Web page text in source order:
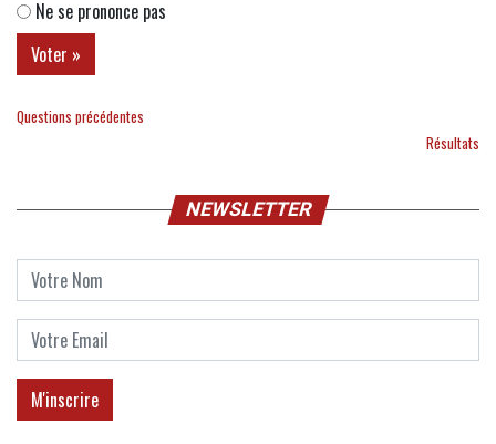
Ne se prononce pas
Questions précédentes
Résultats
NEWSLETTER